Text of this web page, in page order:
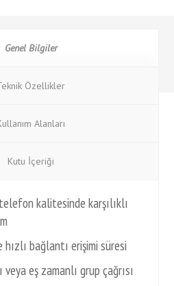
Genel Bilgiler
Özellikler
Alanları
Kutu İçeriği
kalitesinde karşılıklı
bağlantı erişimi süresi
eş zamanlı grup çağrısı